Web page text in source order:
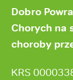
stronyDobro
Chorych na
choroby
KRS